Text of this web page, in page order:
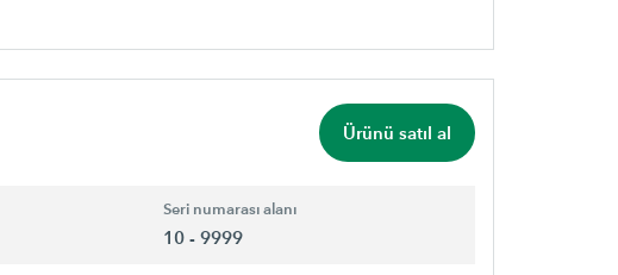
Ürünü satıl al
Seri numarası alanı
10 - 9999